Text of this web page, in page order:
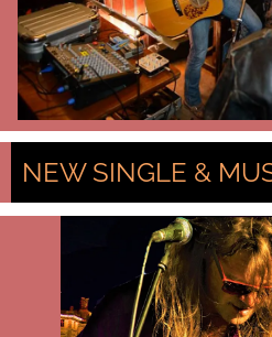
NEW SINGLE &